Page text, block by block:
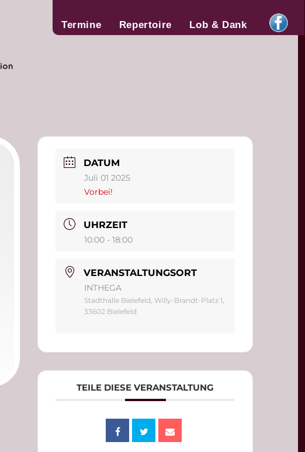
Termine Repertoire Lob & Dank
DATUM
Juli 01 2025
Vorbei!
UHRZEIT
10:00 - 18:00
VERANSTALTUNGSORT
INTHEGA
Stadthalle Bielefeld, Willy-Brandt-Platz 1,
33602 Bielefeld
TEILE DIESE VERANSTALTUNG